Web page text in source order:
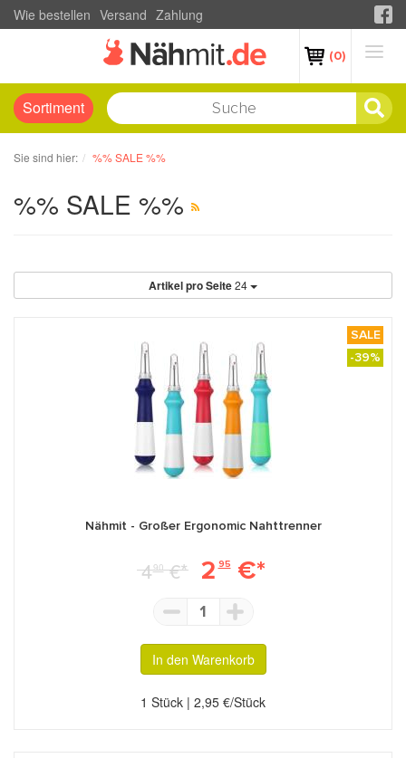
Wie bestellen Versand Zahlung
(0)
Sortiment
Sie sind hier: %% SALE %%
%% SALE %%
Artikel pro Seite24
SALE
-39%
Nähmit - Großer Ergonomic Nahttrenner
490€* 2 95€*
1
In den Warenkorb
1 Stück | 2,95 €/Stück